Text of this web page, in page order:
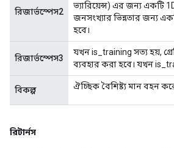
রিজার্ভস্পেস2
ভ্যারিয়েন্স) এর জন্য একটি
জনসংখ্যার ভিন্নতার জন্য
হবে।
রিজার্ভস্পেস3
যখন is_training সত্য হয়,
ব্যবহার করা হবে। যখন
বিকল্প ঐচ্ছিক বৈশিষ্ট্য মান বহন
রিটার্নস